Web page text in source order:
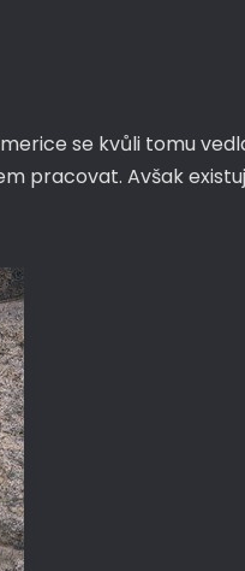
se kvůli tomu
pracovat. Avšak